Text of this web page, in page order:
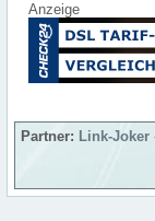
Anzeige
Partner: Link-Joker